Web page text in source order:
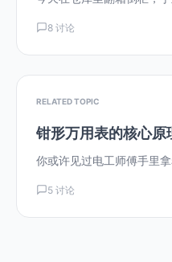
8 讨论
RELATED TOPIC
钳形万用表的核心原
你或许见过电工师傅手里
5 讨论